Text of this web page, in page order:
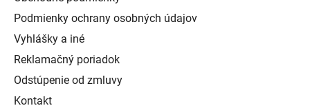
Podmienky ochrany osobných údajov
Vyhlášky a iné
Reklamačný poriadok
Odstúpenie od zmluvy
Kontakt